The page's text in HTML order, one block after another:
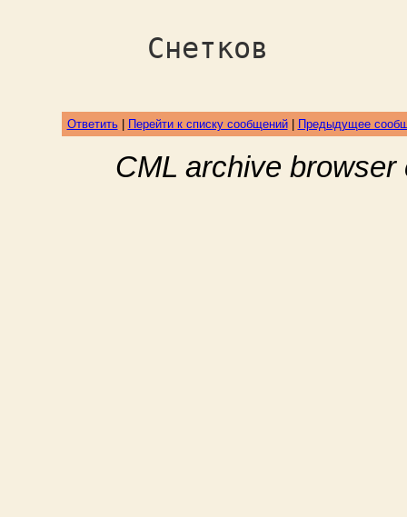
Снетков
Ответить| Перейти к списку сообщений| Предыдущее
CML archive